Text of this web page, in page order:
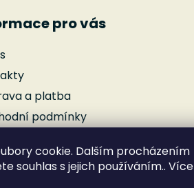
cookie. Dalším procházením
souhlas s jejich používáním.. Více
pro vás
a platba
podmínky